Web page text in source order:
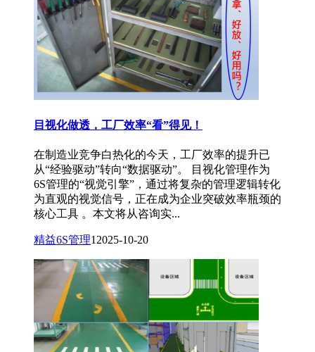
目视化做透，工厂效率“看”得见！
在制造业竞争白热化的今天，工厂效率的提升已
从“经验驱动”转向“数据驱动”。 目视化管理作为
6S管理的“视觉引擎”，通过将复杂的管理逻辑转化
为直观的视觉信号，正在成为企业突破效率瓶颈的
核心工具 。本文将从咨询实...
精益6S管理1 2025-10-20